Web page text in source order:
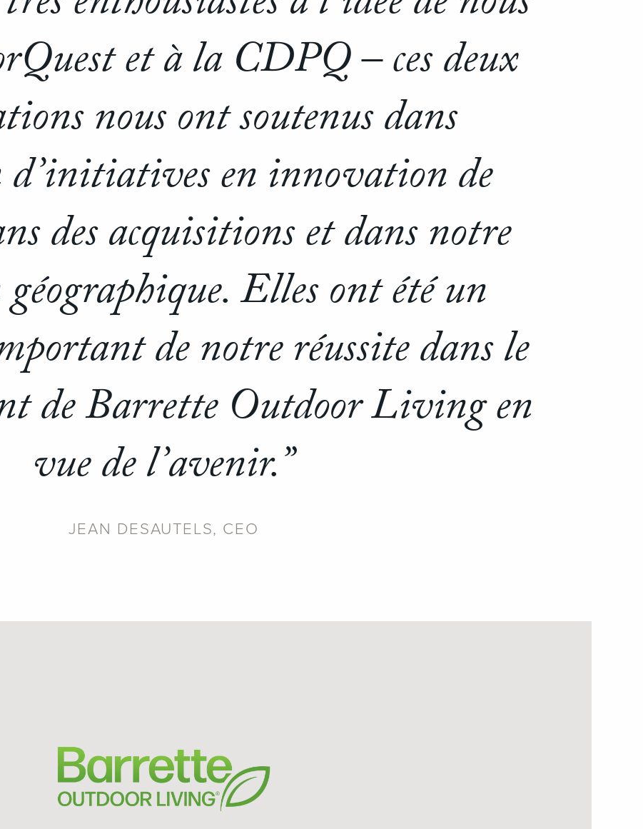
et à la CDPQ – ces deux
nous ont soutenus dans
d’initiatives en innovation de
des acquisitions et dans notre
Elles ont été un
de notre réussite dans le
de Barrette Outdoor Living en
vue de l’avenir.”
JEAN DESAUTELS, CEO